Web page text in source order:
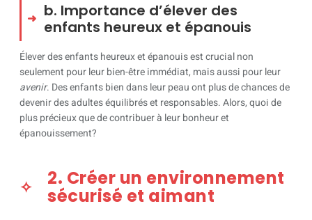
b. Importance d’élever des
enfants heureux et épanouis
Élever des enfants heureux et épanouis est crucial non
seulement pour leur bien-être immédiat, mais aussi pour leur
avenir. Des enfants bien dans leur peau ont plus de chances de
devenir des adultes équilibrés et responsables. Alors, quoi de
plus précieux que de contribuer à leur bonheur et
épanouissement?
2. Créer un environnement
sécurisé et aimant